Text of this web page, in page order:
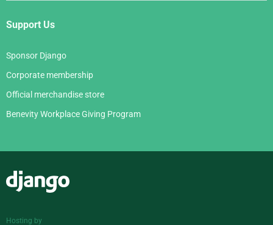
Support Us
Sponsor Django
Corporate membership
Official merchandise store
Benevity Workplace Giving Program
Hosting by